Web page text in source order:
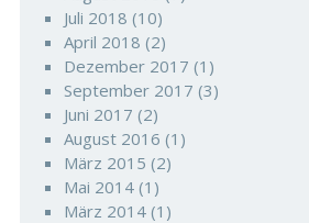
Juli 2018 (10)
April 2018 (2)
Dezember 2017 (1)
September 2017 (3)
Juni 2017 (2)
August 2016 (1)
März 2015 (2)
Mai 2014(1)
März 2014(1)